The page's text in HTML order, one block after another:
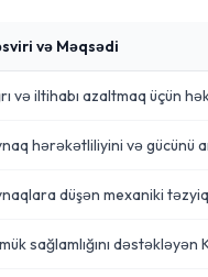
və Məqsədi
və iltihabı azaltmaq üçün
hərəkətliliyini və gücünü
düşən mexaniki
sağlamlığını